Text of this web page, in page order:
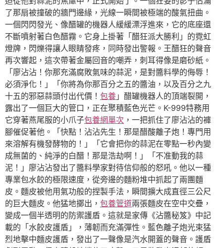
了那扇被撞破的牆門邊緣，光線一瞬間被極端的酸氣扭曲。
一個閃閃發光、像醋罐的機器人緩緩漂浮進來，它的底座還
不斷噴射著白色醋霧。它身上掛著「醋狂派大勝利」的霓虹
燈牌，閃爍得讓人眼睛發疼，同時發出警報。王醋狂的聲音
再次響起，這次帶著金屬回音的嘲弄，刺耳得像是磨砂紙。
「廖沾沾！你那充滿腐敗氣味的蒜泥，是對醬料學的侮辱！
必須淨化！」「你將為你那百分之五的醬油，以及百分之九
十五的邪惡蒜頭付出代價！ 包養 」醋罐機器人的頂端裂開，
露出了一個巨大的管口，正在聚積藍色光芒。K-999特務用
它穿著燕尾服的小爪子包養網單次 ，一把抓住了廖沾沾的褲
腳催促著他。「快點！沾沾先生！那是醋酸離子炮！專門用
來溶解有機發酵物的！」「它會把你的蒜泥在零點一秒內變
成無菌的、純淨的白醋！那是浩劫啊！」「不准動我的蒜
泥！」廖沾沾發出了醬料學家對待信仰般的怒吼。他以一種
專業包水餃的極限速度，從旁邊的麵粉堆中抓起了兩團麵
皮。麵皮被他用氣功般的捏製手法，瞬間擴大成直徑三公尺
的巨大麵皮。他猛地擲出， 包養管道兩張麵皮在空中交疊，
變成一個半透明的防禦護盾。這就是家傳《沾醬秘笈》中記
載的「水餃皮護盾」，薄韌而充滿彈性。藍色離子炮光束猛
烈地擊中麵皮護盾，發出了一聲像是汽水開蓋的聲音。護盾